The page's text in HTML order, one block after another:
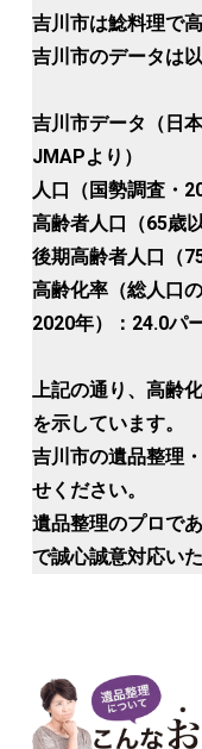
吉川市は鯰料理で
吉川市のデータは
吉川市データ（日
JMAPより）
人口（国勢調査・
高齢者人口（65歳
後期高齢者人口（
高齢化率（総人口
2020年）：24.0パ
上記の通り、高齢
を示しています。
吉川市の遺品整理
せください。
遺品整理のプロで
で誠心誠意対応いた